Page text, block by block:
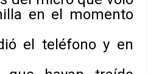
en el momento
el teléfono y en